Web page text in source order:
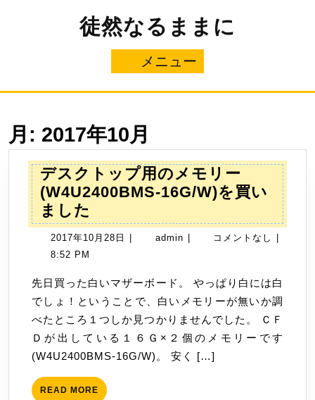
ス
徒然なるままに
メニュー
ニ
ー
月: 2017年10月
デスクトップ用のメモリー
(W4U2400BMS-16G/W)を買い
ました
ス
ク
ッ
プ
用
の
メ
モ
リ
2017年10月28日
2017
月
28
日
| admin admin
| コメントなし
|
8:52 PM
先日買った白いマザーボード。 やっぱり白には白
でしょ！ということで、白いメモリーが無いか調
べたところ１つしか見つかりませんでした。 ＣＦ
Ｄが出している１６Ｇ×２個のメモリーです
(W4U2400BMS-16G/W)。 安く […]
READ MORE READ